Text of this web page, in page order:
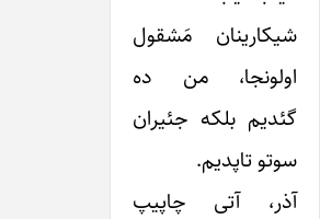
شیکارینان مَشقول
اولونجا، من ده
گئدیم بلکه جئیران
سوتو تاپدیم.
آذر، آتی چاپیپ